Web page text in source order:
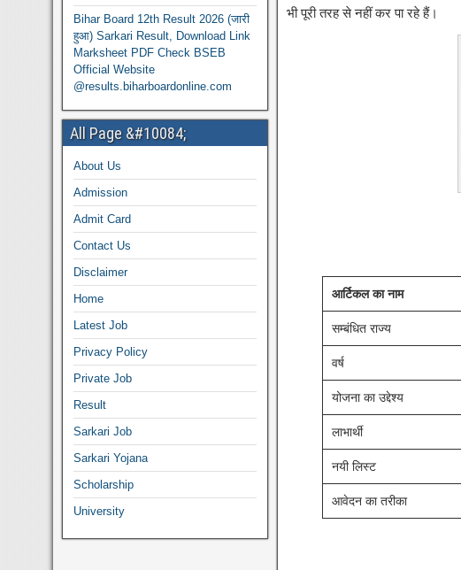
भी पूरी तरह से नहीं कर पा रहे हैं।
आर्टिकल का नाम
सम्बंधित राज्य
वर्ष
योजना का उद्देश्य
लाभार्थी
नयी लिस्ट
आवेदन का तरीका
Bihar Board 12th Result 2026 (जारी
हुआ) Sarkari Result, Download Link
Marksheet PDF Check BSEB
Official Website
@results.biharboardonline.com
All Page &#10084;
About Us
Admission
Admit Card
Contact Us
Disclaimer
Home
Latest Job
Privacy Policy
Private Job
Result
Sarkari Job
Sarkari Yojana
Scholarship
University